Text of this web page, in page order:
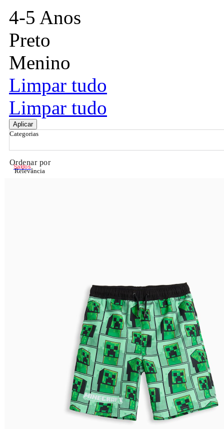
4-5 Anos
Preto
Menino
Limpar tudo
Limpar tudo
Aplicar
Categorias
Ordenar por
Relevância
Saldos